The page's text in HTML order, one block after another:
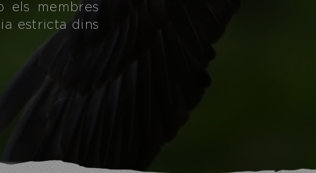
els membres
estricta dins